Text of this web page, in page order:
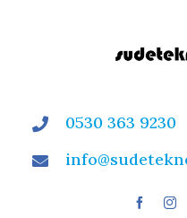
0530 363 9230